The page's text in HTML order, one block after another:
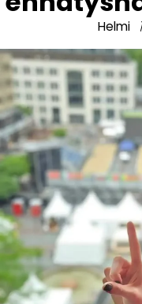
Helmi